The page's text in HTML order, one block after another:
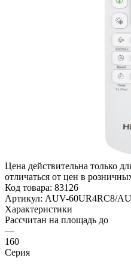
Цена действительна только
отличаться от цен в
Код товара: 83126
Артикул: AUV-60UR4RC8/
Характеристики
Рассчитан на площадь до
—
160
Серия